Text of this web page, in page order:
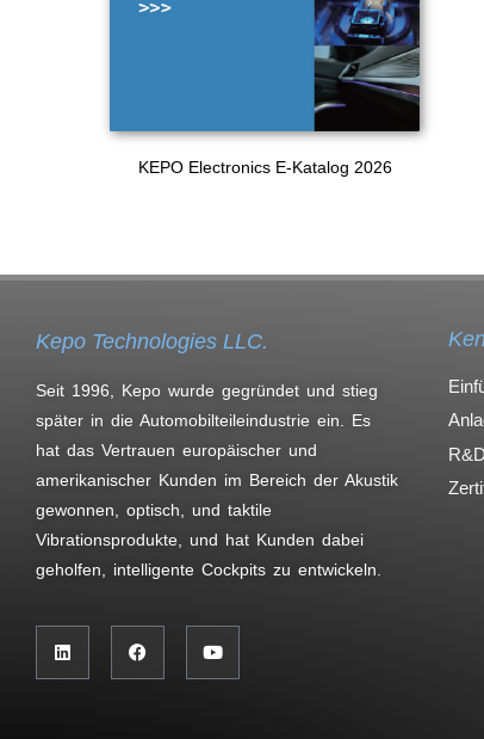
KEPO Electronics E-Katalog 2026
Kepo Technologies LLC.
Seit 1996, Kepo wurde gegründet und stieg
später in die Automobilteileindustrie ein. Es
hat das Vertrauen europäischer und
amerikanischer Kunden im Bereich der Akustik
gewonnen, optisch, und taktile
Vibrationsprodukte, und hat Kunden dabei
geholfen, intelligente Cockpits zu entwickeln.